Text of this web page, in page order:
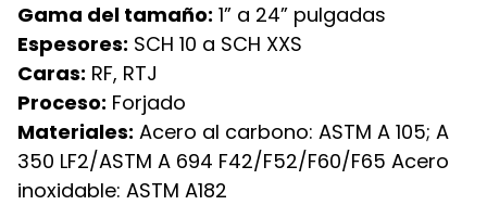
Gama del tamaño: 1” a 24” pulgadas
Espesores: SCH 10 a SCH XXS
Caras: RF, RTJ
Proceso: Forjado
Materiales: Acero al carbono: ASTM A 105; A
350 LF2/ASTM A 694 F42/F52/F60/F65 Acero
inoxidable: ASTM A182